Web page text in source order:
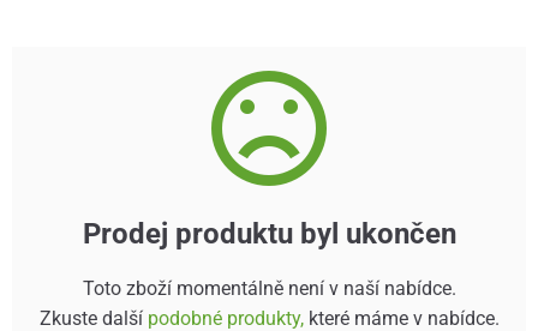
Prodej produktu byl ukončen
Toto zboží momentálně není v naší nabídce.
Zkuste další podobné produkty,které máme v nabídce.